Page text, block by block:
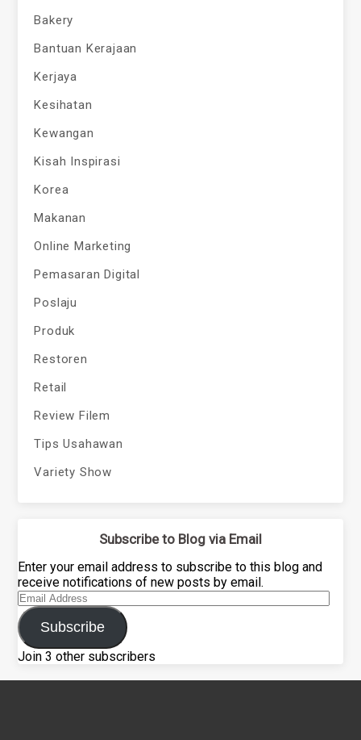
Bakery
Bantuan Kerajaan
Kerjaya
Kesihatan
Kewangan
Kisah Inspirasi
Korea
Makanan
Online Marketing
Pemasaran Digital
Poslaju
Produk
Restoren
Retail
Review Filem
Tips Usahawan
Variety Show
Subscribe to Blog via Email
Enter your email address to subscribe to this blog and
receive notifications of new posts by email.
Email
Address
Subscribe
Join 3 other subscribers